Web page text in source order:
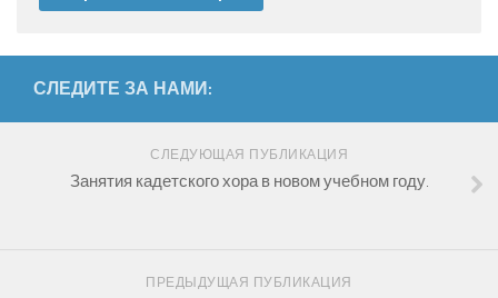
СЛЕДИТЕ ЗА НАМИ:
СЛЕДУЮЩАЯ ПУБЛИКАЦИЯ
Занятия кадетского хора в новом учебном году.
ПРЕДЫДУЩАЯ ПУБЛИКАЦИЯ